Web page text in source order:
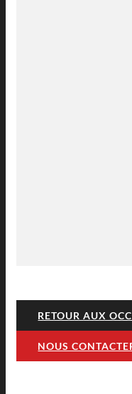
RETOUR AUX
NOUS